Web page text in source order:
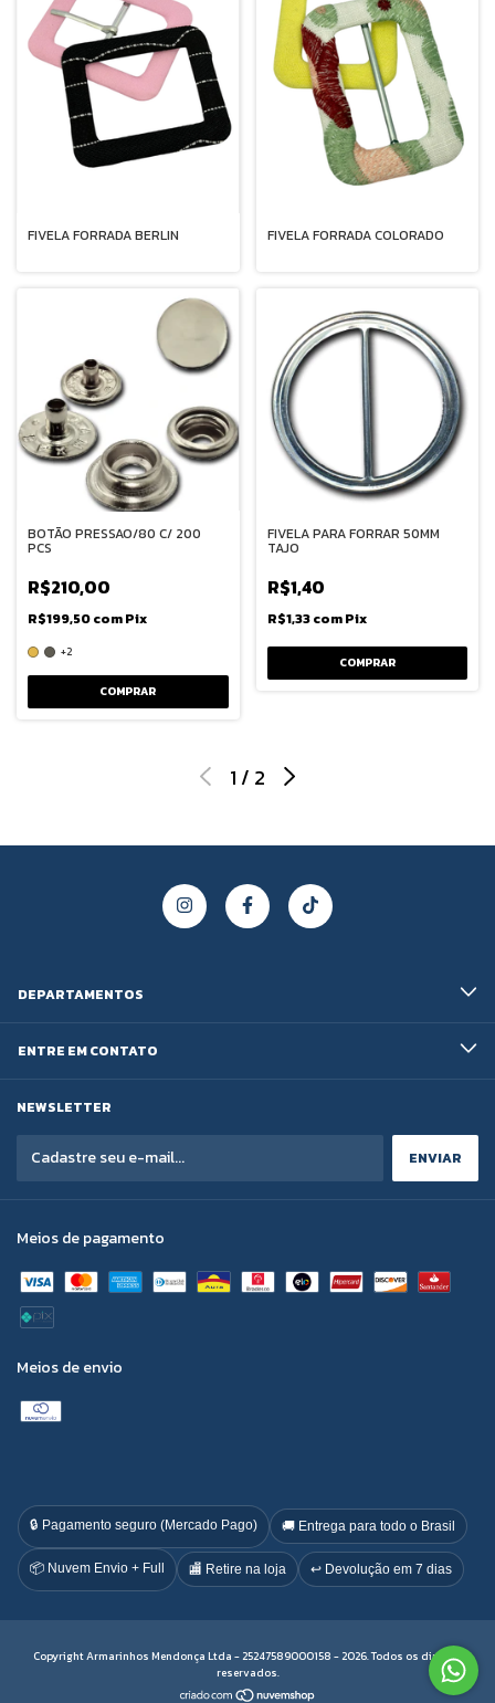
FIVELA FORRADA BERLIN FIVELA FORRADA COLORADO
BOTÃO PRESSAO/80 C/ 200
PCS
R$210,00
R$199,50comPix
+2
COMPRAR
FIVELA PARA FORRAR 50MM
TAJO
R$1,40
R$1,33comPix
COMPRAR
1 / 2
DEPARTAMENTOS
ENTRE EM CONTATO
NEWSLETTER
Meios de pagamento
Meios de envio
🔒 Pagamento seguro (Mercado Pago) 🚚 Entrega para todo o Brasil
📦 Nuvem Envio + Full 🏬 Retire na loja ↩️ Devolução em 7 dias
Copyright Armarinhos Mendonça Ltda - 25247589000158 - 2026. Todos os direitos
reservados.